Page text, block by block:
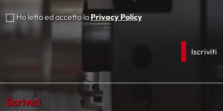
Ho letto ed accetto la Privacy Policy
Scrivici